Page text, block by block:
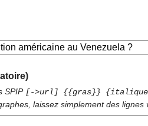
SPIP [->url] {{gras}} {italique}
laissez simplement des lignes